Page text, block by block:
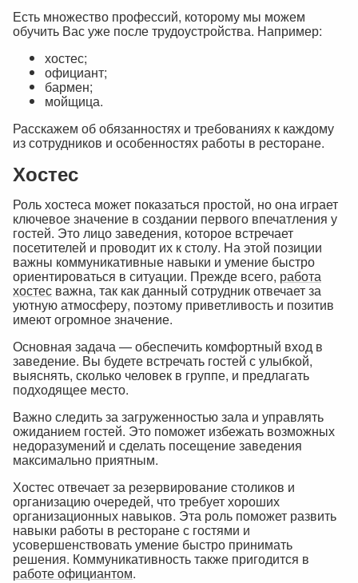
Есть множество профессий, которому мы можем
обучить Вас уже после трудоустройства. Например:
хостес;
официант;
бармен;
мойщица.
Расскажем об обязанностях и требованиях к каждому
из сотрудников и особенностях работы в ресторане.
Хостес
Роль хостеса может показаться простой, но она играет
ключевое значение в создании первого впечатления у
гостей. Это лицо заведения, которое встречает
посетителей и проводит их к столу. На этой позиции
важны коммуникативные навыки и умение быстро
ориентироваться в ситуации. Прежде всего, работа
хостес важна, так как данный сотрудник отвечает за
уютную атмосферу, поэтому приветливость и позитив
имеют огромное значение.
Основная задача — обеспечить комфортный вход в
заведение. Вы будете встречать гостей с улыбкой,
выяснять, сколько человек в группе, и предлагать
подходящее место.
Важно следить за загруженностью зала и управлять
ожиданием гостей. Это поможет избежать возможных
недоразумений и сделать посещение заведения
максимально приятным.
Хостес отвечает за резервирование столиков и
организацию очередей, что требует хороших
организационных навыков. Эта роль поможет развить
навыки работы в ресторане с гостями и
усовершенствовать умение быстро принимать
решения. Коммуникативность также пригодится в
работе официантом.